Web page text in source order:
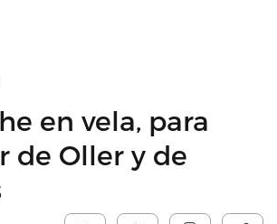
en vela, para
de Oller y de